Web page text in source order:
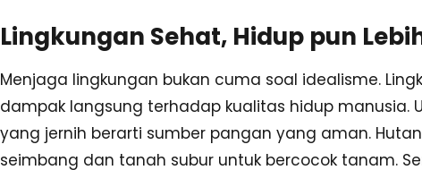
Lingkungan Sehat, Hidup pun
Menjaga lingkungan bukan cuma soal idealisme.
dampak langsung terhadap kualitas hidup manusia.
yang jernih berarti sumber pangan yang aman.
seimbang dan tanah subur untuk bercocok tanam.